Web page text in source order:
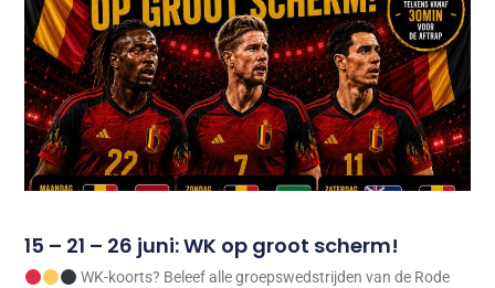
15 – 21 – 26 juni: WK op groot scherm!
WK-koorts? Beleef alle groepswedstrijden van de Rode